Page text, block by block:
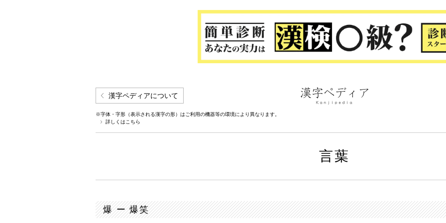
漢字ペディアについて
※字体・字形（表示される漢字の形）はご利用の機器等の環境により異なります。
詳しくはこちら
言葉
爆 ー 爆笑